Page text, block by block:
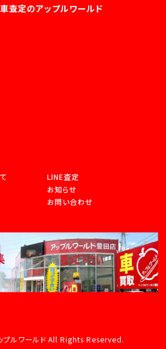
査定のアップルワールド
LINE査定
お知らせ
お問い合わせ
ルワールド All Rights Reserved.